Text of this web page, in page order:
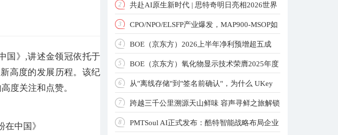
国》,讲述金领冠依托于
高度的发展历程。该纪
度关注和点赞。
中国》
立品质共赢产业新标杆
2 共赴AI原生新时代 | 思特奇明日亮相2026世界
人工智能大会！
3 CPO/NPO/ELSFP产业爆发，MAP900-MSOP如
何重构高速光测标准？
4 BOE（京东方）2026上半年净利预增超五成
主业根基稳固增长动能强劲
5 BOE（京东方）氧化物显示技术荣膺2025年度
国家科学技术进步奖 以创新驱动引领显示技术新纪
元
6 从"离线存储"到"签名前确认"，为什么 UKey
更值得关注？
7 跨越三千公里溯源天山鲜味 容声寻鲜之旅解锁
大冰象深冷锁鲜实力
8 PMTSoul AI正式发布：酷特智能战略布局企业